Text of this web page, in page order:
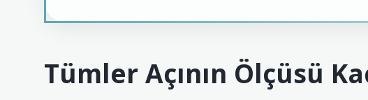
Tümler Açının Ölçüsü